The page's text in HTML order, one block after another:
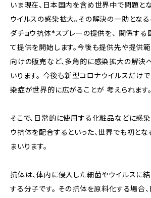
いま現在、日本国内を含め世界中で問題と
ウイルスの感染拡大。その解決の一助となる
ダチョウ抗体*スプレーの提供を、 関係す
て提供を開始します。今後も提供先や提供
向けの販売など、多角的に感染拡大の解決
いります。 今後も新型コロナウイルスだけで
染症が世界的に広がることが 考えられます。
そこで、日常的に使用する化粧品などに感
ウ抗体を配合するといった、世界でも初と
まいります。
抗体は、体内に侵入した細菌やウイルスに
する分子です。 その抗体を原料化する場合